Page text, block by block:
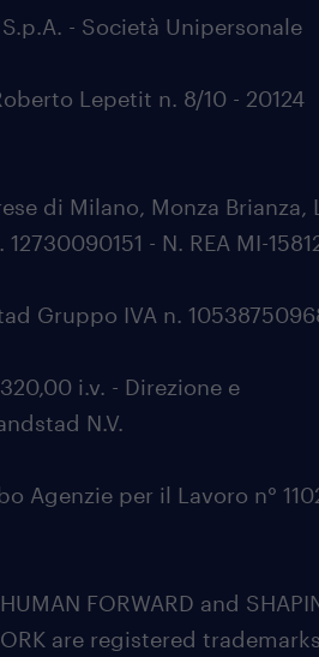
S.p.A. - Società Unipersonale
Lepetit n. 8/10 - 20124
di Milano, Monza Brianza,
- N. REA MI-
Gruppo IVA n.
i.v. - Direzione e
N.V.
Agenzie per il Lavoro n°
FORWARD and
are registered